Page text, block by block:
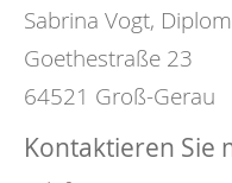
Sabrina Vogt,
Goethestraße 23
64521 Groß-Gerau
Kontaktieren Sie